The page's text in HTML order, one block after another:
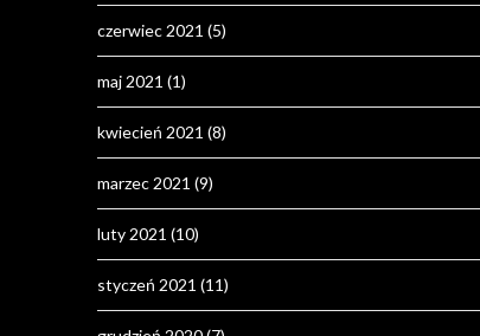
czerwiec 2021 (5)
maj 2021 (1)
kwiecień 2021 (8)
marzec 2021 (9)
luty 2021 (10)
styczeń 2021 (11)